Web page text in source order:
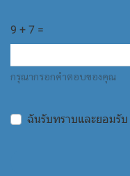
9 + 7 =
กรุณากรอกคำตอบของคุณ
ฉันรับทราบและยอมรับ